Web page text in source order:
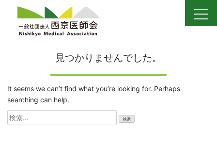
content
見つかりませんでした。
It seems we can’t find what you’re looking for. Perhaps
searching can help.
検
索: